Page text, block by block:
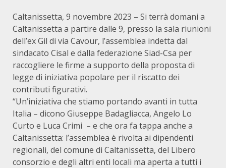
Caltanissetta, 9 novembre 2023 – Si terrà domani a
Caltanissetta a partire dalle 9, presso la sala riunioni
dell’ex Gil di via Cavour, l’assemblea indetta dal
sindacato Cisal e dalla federazione Siad-Csa per
raccogliere le firme a supporto della proposta di
legge di iniziativa popolare per il riscatto dei
contributi figurativi.
“Un’iniziativa che stiamo portando avanti in tutta
Italia – dicono Giuseppe Badagliacca, Angelo Lo
Curto e Luca Crimi – e che ora fa tappa anche a
Caltanissetta: l’assemblea è rivolta ai dipendenti
regionali, del comune di Caltanissetta, del Libero
consorzio e degli altri enti locali ma aperta a tutti i